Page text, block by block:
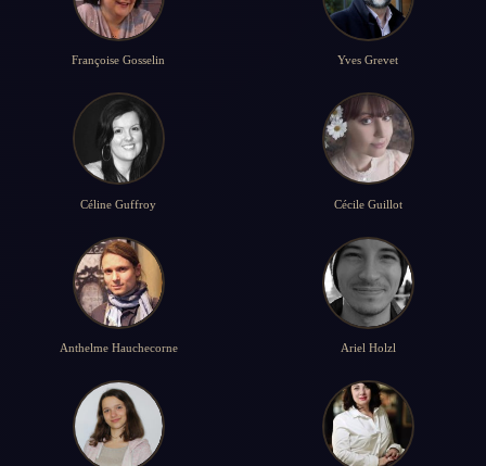
Françoise Gosselin Yves Grevet
Céline Guffroy Cécile Guillot
Anthelme Hauchecorne Ariel Holzl